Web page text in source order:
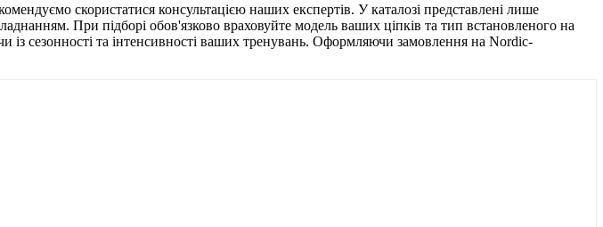
скористатися консультацією наших експертів. У каталозі представлені лише
При підборі обов'язково враховуйте модель ваших ціпків та тип встановленого на
із сезонності та інтенсивності ваших тренувань. Оформляючи замовлення на Nordic-